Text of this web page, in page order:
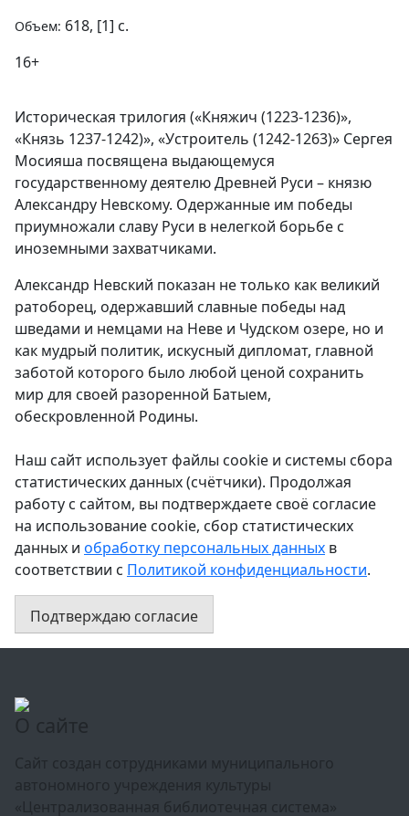
Объем: 618, [1] с.
16+
Историческая трилогия («Княжич (1223-1236)»,
«Князь 1237-1242)», «Устроитель (1242-1263)» Сергея
Мосияша посвящена выдающемуся
государственному деятелю Древней Руси – князю
Александру Невскому. Одержанные им победы
приумножали славу Руси в нелегкой борьбе с
иноземными захватчиками.
Александр Невский показан не только как великий
ратоборец, одержавший славные победы над
шведами и немцами на Неве и Чудском озере, но и
как мудрый политик, искусный дипломат, главной
заботой которого было любой ценой сохранить
мир для своей разоренной Батыем,
обескровленной Родины.
Наш сайт использует файлы cookie и системы сбора
статистических данных (счётчики). Продолжая
работу с сайтом, вы подтверждаете своё согласие
на использование cookie, сбор статистических
данных и обработку персональных данных в
соответствии с Политикой конфиденциальности.
Подтверждаю согласие
О сайте
Сайт создан сотрудниками муниципального
автономного учреждения культуры
«Централизованная библиотечная система»